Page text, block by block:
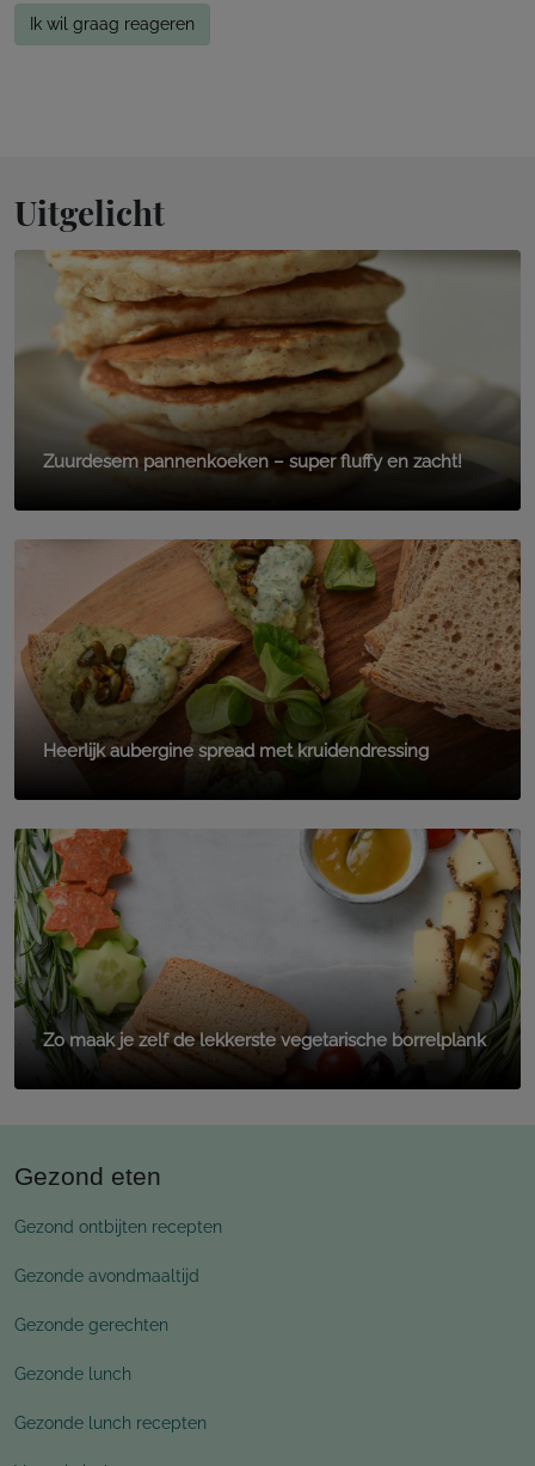
Ik wil graag reageren
Uitgelicht
Zuurdesem pannenkoeken – super fluffy en zacht!
Heerlijk aubergine spread met kruidendressing
Zo maak je zelf de lekkerste vegetarische borrelplank
Gezond eten
Gezond ontbijten recepten
Gezonde avondmaaltijd
Gezonde gerechten
Gezonde lunch
Gezonde lunch recepten